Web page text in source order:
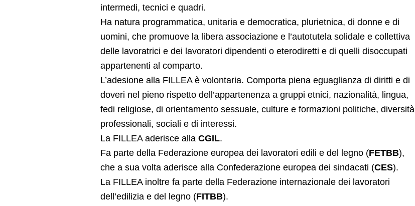
intermedi, tecnici e quadri.
Ha natura programmatica, unitaria e democratica, plurietnica, di donne e di
uomini, che promuove la libera associazione e l’autotutela solidale e collettiva
delle lavoratrici e dei lavoratori dipendenti o eterodiretti e di quelli disoccupati
appartenenti al comparto.
L’adesione alla FILLEA è volontaria. Comporta piena eguaglianza di diritti e di
doveri nel pieno rispetto dell’appartenenza a gruppi etnici, nazionalità, lingua,
fedi religiose, di orientamento sessuale, culture e formazioni politiche, diversità
professionali, sociali e di interessi.
La FILLEA aderisce alla CGIL.
Fa parte della Federazione europea dei lavoratori edili e del legno (FETBB),
che a sua volta aderisce alla Confederazione europea dei sindacati (CES).
La FILLEA inoltre fa parte della Federazione internazionale dei lavoratori
dell’edilizia e del legno (FITBB).